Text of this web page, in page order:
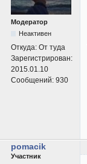
Модератор
Неактивен
Откуда: От туда
Зарегистрирован:
2015.01.10
Сообщений: 930
pomacik
Участник